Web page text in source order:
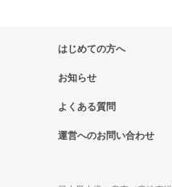
はじめての方へ
お知らせ
よくある質問
運営へのお問い合わせ